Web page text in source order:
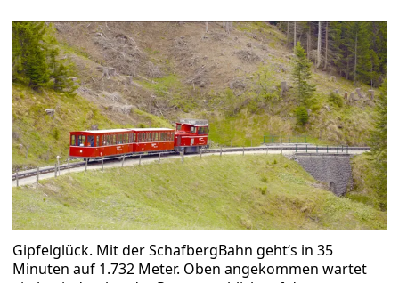
Gipfelglück. Mit der SchafbergBahn geht‘s in 35
Minuten auf 1.732 Meter. Oben angekommen wartet